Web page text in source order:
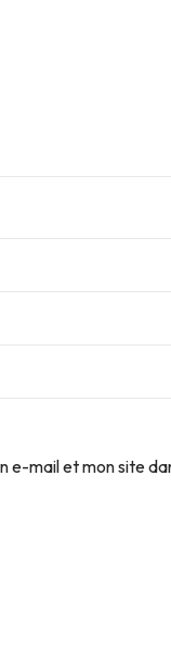
e-mail et mon site